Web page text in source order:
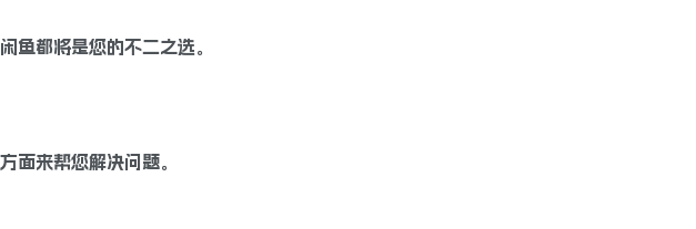
鱼都将是您的不二之选。
面来帮您解决问题。